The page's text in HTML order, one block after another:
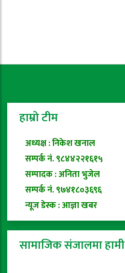
हाम्रो टीम
अध्यक्ष : निकेश खनाल
सम्पर्क नं. ९८४४२२१६१५
सम्पादक : अनिता भुजेल
सम्पर्क नं. ९७४१८०३६९६
न्यूज डेस्क : आज्ञा खबर
सामाजिक संजालमा हामी